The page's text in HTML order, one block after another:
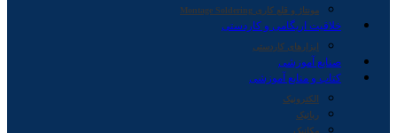
مونتاژ و قلع کاری Montage Soldering
خلاقیت اریگامی و کاردستی
ابزارهای کاردستی
صنایع آموزشی
کتاب و منابع آموزشی
الکترونیک
رباتیک
مکانیک